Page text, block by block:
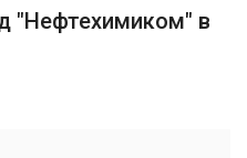
"Нефтехимиком" в